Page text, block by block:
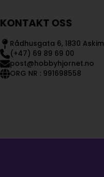
KONTAKT OSS
Rådhusgata 6, 1830 Askim
(+47) 69 89 69 00
post@hobbyhjornet.no
ORG NR : 991698558